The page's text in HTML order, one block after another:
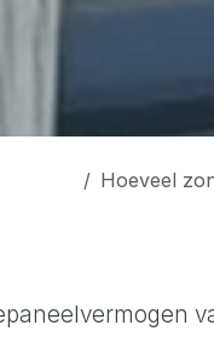
Hoeveel